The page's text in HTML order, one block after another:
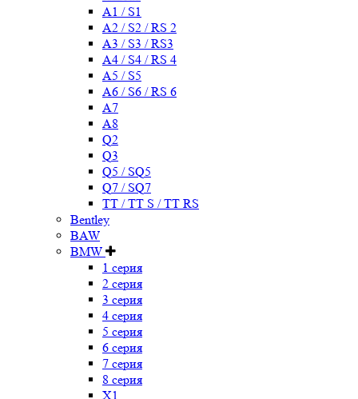
A1 / S1
A2 / S2 / RS 2
A3 / S3 / RS3
A4 / S4 / RS 4
A5 / S5
A6 / S6 / RS 6
A7
A8
Q2
Q3
Q5 / SQ5
Q7 / SQ7
TT / TT S / TT RS
Bentley
BAW
BMW
1 серия
2 серия
3 серия
4 серия
5 серия
6 серия
7 серия
8 серия
X1